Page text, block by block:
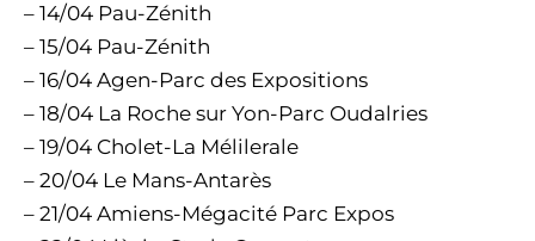
– 14/04 Pau-Zénith
– 15/04 Pau-Zénith
– 16/04 Agen-Parc des Expositions
– 18/04 La Roche sur Yon-Parc Oudalries
– 19/04 Cholet-La Mélilerale
– 20/04 Le Mans-Antarès
– 21/04 Amiens-Mégacité Parc Expos